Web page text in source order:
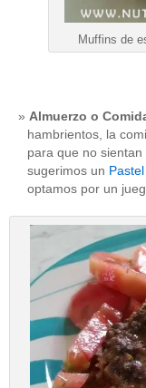
Muffins de
Almuerzo o
hambrientos, la
para que no
sugerimos un
optamos por un